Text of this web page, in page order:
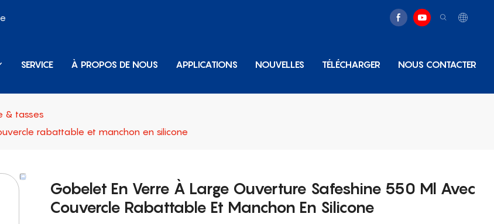
SERVICE À PROPOS DE NOUS APPLICATIONS NOUVELLES TÉLÉCHARGER NOUS CONTACTER
& tasses
rabattable et manchon en silicone
Gobelet En Verre À Large Ouverture Safeshine 550 Ml Avec
Couvercle Rabattable Et Manchon En Silicone